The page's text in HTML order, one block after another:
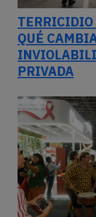
QUÉ
PRIVADA